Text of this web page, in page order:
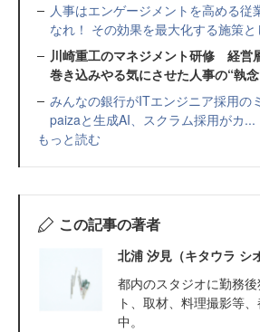
人事はエンゲージメントを高める従
なれ！ その効果を最大化する施策と
川崎重工のマネジメント研修 経営
巻き込みやる気にさせた人事の“執
みんなの銀行がITエンジニア採用の
paizaと生成AI、スクラム採用がカ...
もっと読む
この記事の著者
北浦 汐見（キタウラ シ
都内のスタジオに勤務
ト、取材、料理撮影等
中。